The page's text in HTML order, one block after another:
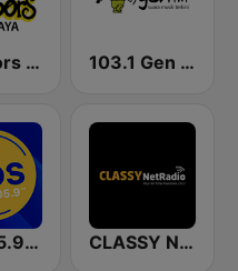
Prambors FM 89.3 Surabaya 103.1 Gen FM Surabaya
EBS 105.9 FM CLASSY NetRadio